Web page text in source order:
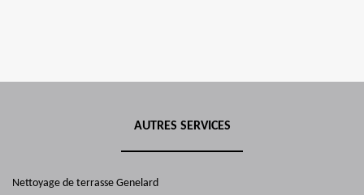
AUTRES SERVICES
Nettoyage de terrasse Genelard